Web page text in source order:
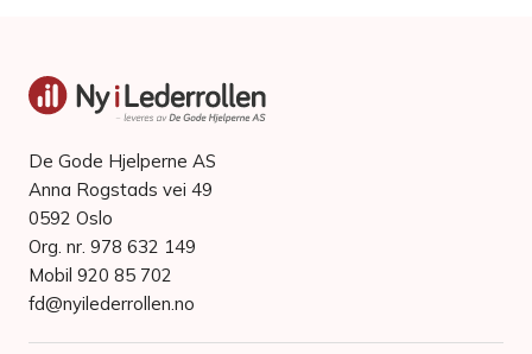
De Gode Hjelperne AS
Anna Rogstads vei 49
0592 Oslo
Org. nr. 978 632 149
Mobil 920 85 702
fd@nyilederrollen.no